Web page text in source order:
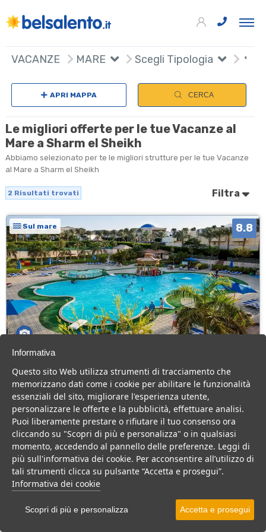
VACANZE MARE Scegli Tipologia
APRI MAPPA CERCA
Le migliori offerte per le tue Vacanze al
Mare a Sharm el Sheikh
Abbiamo selezionato per te le migliori strutture per le tue Vacanze
al Mare a Sharm el Sheikh
2 Risultati trovati Filtra
Sul mare 8.8
Governatorato del Sinai del Sud > Mar Rosso > Sharm el
Sheikh
380 Camere
Incantevole Resort fronte mare per un soggiorno comodo e
rilassante in una location suggestiva.
Resort Centro Benessere
VEDI SU MAPPA
+
Informativa
Questo sito Web utilizza strumenti di tracciamento che
memorizzano dati come i cookie per abilitare le funzionalità
essenziali del sito, migliorare l'esperienza utente,
personalizzare le offerte e la pubblicità, effettuare analisi.
Puoi liberamente prestare o rifiutare il tuo consenso ora
cliccando su "Scopri di più e personalizza" o in qualsiasi
momento, accedendo al pannello delle preferenze. Leggi di
più sull'informativa dei cookie. Per acconsentire all’utilizzo di
tali strumenti clicca su pulsante “Accetta e prosegui”.
Informativa dei cookie
Scopri di più e personalizza Accetta e prosegui